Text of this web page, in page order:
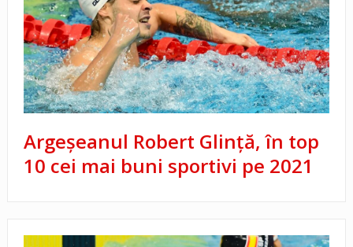
Argeșeanul Robert Glință, în top
10 cei mai buni sportivi pe 2021